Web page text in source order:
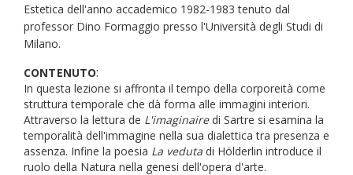
Estetica dell'anno accademico 1982-1983 tenuto dal
professor Dino Formaggio presso l'Università degli Studi di
Milano.
CONTENUTO:
In questa lezione si affronta il tempo della corporeità come
struttura temporale che dà forma alle immagini interiori.
Attraverso la lettura de L'imaginairedi Sartre si esamina la
temporalità dell'immagine nella sua dialettica tra presenza e
assenza. Infine la poesia La veduta di Hölderlin introduce il
ruolo della Natura nella genesi dell'opera d'arte.